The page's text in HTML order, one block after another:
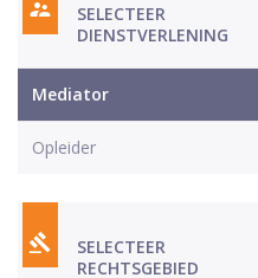
SELECTEER
DIENSTVERLENING
Mediator
Opleider
SELECTEER
RECHTSGEBIED